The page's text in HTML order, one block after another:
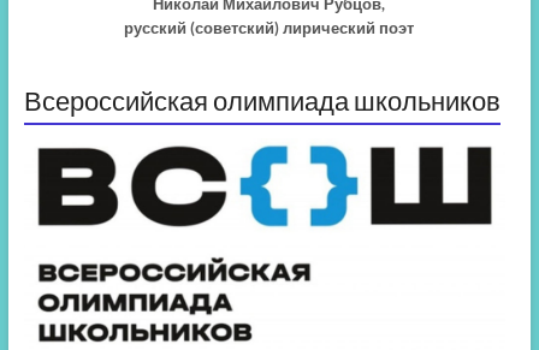
Николай Михайлович Рубцов,
русский (советский) лирический поэт
Всероссийская олимпиада школьников